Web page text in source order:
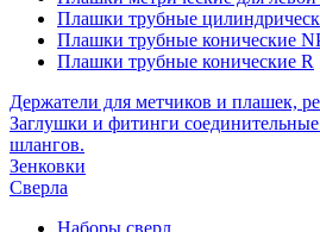
Плашки трубные
Плашки трубные конические
Плашки трубные конические R
Держатели для метчиков и плашек,
Заглушки и фитинги
шлангов.
Зенковки
Сверла